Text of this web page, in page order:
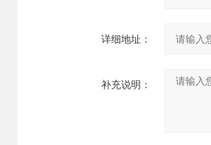
详细地址：
补充说明：